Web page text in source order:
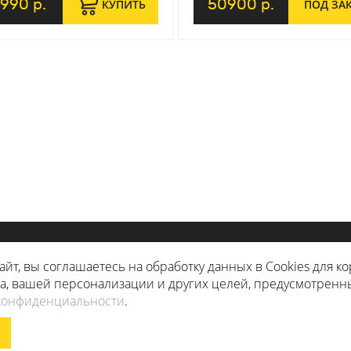
р. КУПИТЬ 50900 р. ПОД
МАГАЗИН БУДЕТ РАБОТАТЬ ПО
ДОПОЛНИТЕЛЬНО
вы соглашаетесь на обработку данных в Cookies для
вашей персонализации и других целей,
.